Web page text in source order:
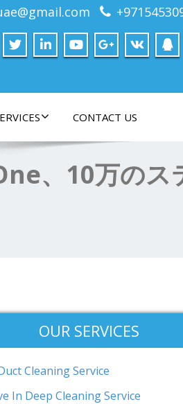
CONTACT US
、10万のス
OUR SERVICES
Cleaning Service
In Deep Cleaning Service